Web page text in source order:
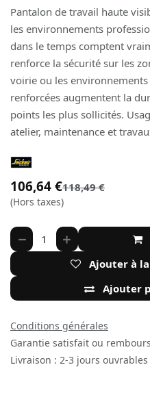
Pantalon de travail haute
les environnements
dans le temps comptent
renforce la sécurité sur les
voirie ou les
renforcées augmentent la
points les plus sollicités.
atelier, maintenance et
106,64 €118,49€
(Hors taxes)
Ajouter
Ajouter à
Conditions générales
Garantie satisfait ou
Livraison : 2-3 jours ouvrables